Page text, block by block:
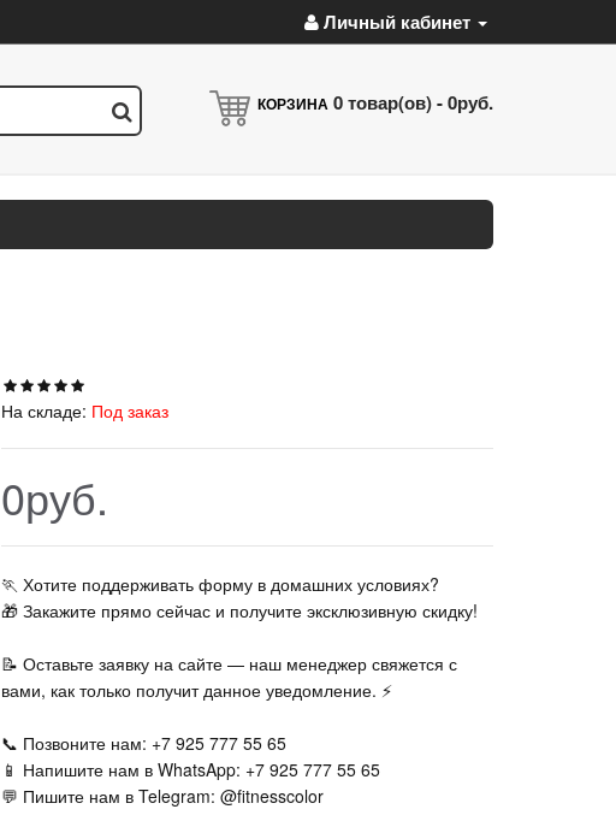
Личный кабинет
КОРЗИНА 0товар(ов) -0руб.
На складе: Под заказ
0руб.
🏃‍ Хотите поддерживать форму в домашних условиях?
🎁 Закажите прямо сейчас и получите эксклюзивную скидку!
📝 Оставьте заявку на сайте — наш менеджер свяжется с
вами, как только получит данное уведомление. ⚡
📞 Позвоните нам: +7 925 777 55 65
📱 Напишите нам в WhatsApp: +7 925 777 55 65
💬 Пишите нам в Telegram: @fitnesscolor